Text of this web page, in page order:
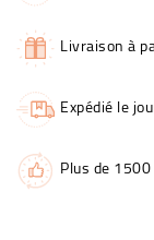
Livraison à
Expédié le
Plus de